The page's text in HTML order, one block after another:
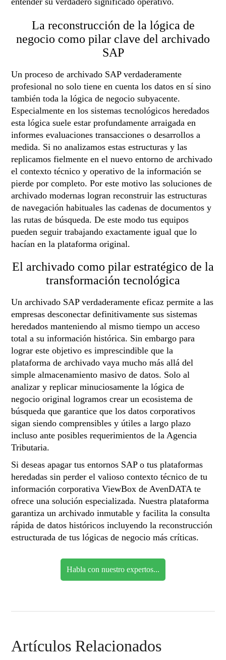
La reconstrucción de la lógica de
negocio como pilar clave del archivado
SAP
Un proceso de archivado SAP verdaderamente
profesional no solo tiene en cuenta los datos en sí sino
también toda la lógica de negocio subyacente.
Especialmente en los sistemas tecnológicos heredados
esta lógica suele estar profundamente arraigada en
informes evaluaciones transacciones o desarrollos a
medida. Si no analizamos estas estructuras y las
replicamos fielmente en el nuevo entorno de archivado
el contexto técnico y operativo de la información se
pierde por completo. Por este motivo las soluciones de
archivado modernas logran reconstruir las estructuras
de navegación habituales las cadenas de documentos y
las rutas de búsqueda. De este modo tus equipos
pueden seguir trabajando exactamente igual que lo
hacían en la plataforma original.
El archivado como pilar estratégico de la
transformación tecnológica
Un archivado SAP verdaderamente eficaz permite a las
empresas desconectar definitivamente sus sistemas
heredados manteniendo al mismo tiempo un acceso
total a su información histórica. Sin embargo para
lograr este objetivo es imprescindible que la
plataforma de archivado vaya mucho más allá del
simple almacenamiento masivo de datos. Solo al
analizar y replicar minuciosamente la lógica de
negocio original logramos crear un ecosistema de
búsqueda que garantice que los datos corporativos
sigan siendo comprensibles y útiles a largo plazo
incluso ante posibles requerimientos de la Agencia
Tributaria.
Si deseas apagar tus entornos SAP o tus plataformas
heredadas sin perder el valioso contexto técnico de tu
información corporativa ViewBox de AvenDATA te
ofrece una solución especializada. Nuestra plataforma
garantiza un archivado inmutable y facilita la consulta
rápida de datos históricos incluyendo la reconstrucción
estructurada de tus lógicas de negocio más críticas.
Habla con nuestro expertos...
Artículos Relacionados